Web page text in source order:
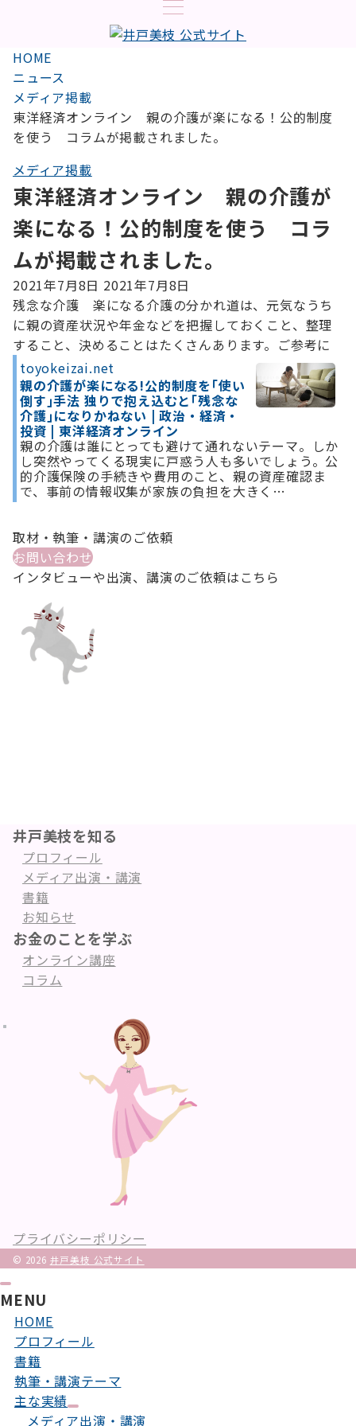
HOME
ニュース
メディア掲載
東洋経済オンライン 親の介護が楽になる！公的制度
を使う コラムが掲載されました。
メディア掲載
東洋経済オンライン 親の介護が
楽になる！公的制度を使う コラ
ムが掲載されました。
2021年7月8日 2021年7月8日
残念な介護 楽になる介護の分かれ道は、元気なうち
に親の資産状況や年金などを把握しておくこと、整理
すること、決めることはたくさんあります。ご参考に
toyokeizai.net
親の介護が楽になる!公的制度を｢使い
倒す｣手法 独りで抱え込むと｢残念な
介護｣になりかねない | 政治・経済・
投資 | 東洋経済オンライン
親の介護は誰にとっても避けて通れないテーマ。しか
し突然やってくる現実に戸惑う人も多いでしょう。公
的介護保険の手続きや費用のこと、親の資産確認ま
で、事前の情報収集が家族の負担を大きく…
取材・執筆・講演のご依頼
お問い合わせ
インタビューや出演、講演のご依頼はこちら
井戸美枝を知る
プロフィール
メディア出演・講演
書籍
お知らせ
お金のことを学ぶ
オンライン講座
コラム
プライバシーポリシー
© 2026 井戸美枝 公式サイト
MENU
HOME
プロフィール
書籍
執筆・講演テーマ
主な実績
メディア出演・講演